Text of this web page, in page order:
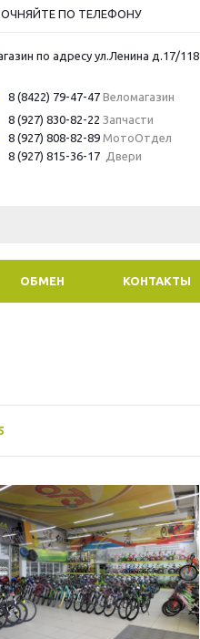
ПО ТЕЛЕФОНУ
по адресу ул.Ленина д.17/118
8 (8422) 79-47-47 Веломагазин
8 (927) 830-82-22 Запчасти
8 (927) 808-82-89МотоОтдел
8 (927) 815-36-17Двери
ОБМЕН КОНТАКТЫ